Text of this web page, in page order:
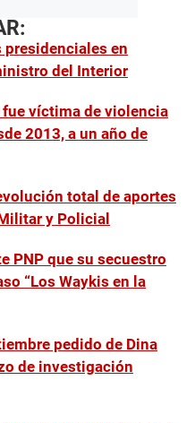
en
del Interior
fue víctima de violencia
2013, a un año de
total de aportes
y Policial
PNP que su secuestro
“Los Waykis en la
pedido de Dina
de investigación